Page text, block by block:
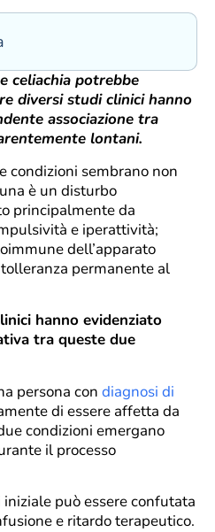
e celiachia potrebbe
diversi studi clinici hanno
associazione tra
lontani.
condizioni sembrano non
è un disturbo
principalmente da
e iperattività;
dell’apparato
permanente al
hanno evidenziato
tra queste due
persona con diagnosi di
di essere affetta da
condizioni emergano
il processo
può essere confutata
e ritardo terapeutico.